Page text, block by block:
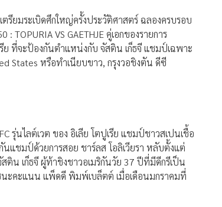
ยมระเบิดศึกใหญ่ครั้งประวัติศาสตร์ ฉลองครบรอบ
TOPURIA VS GAETHJE คู่เอกของรายการ
ย ที่จะป้องกันตำแหน่งกับ จัสติน เก็ธจี แชมป์เฉพาะ
States หรือทำเนียบขาว, กรุงวอชิงตัน ดีซี
รุ่นไลต์เวต ของ อิเลีย โตปูเรีย แชมป์ชาวสเปนเชื้อ
แชมป์ด้วยการสอย ชาร์ลส โอลิเวียรา หลับตั้งแต่
ติน เก็ธจี ผู้ท้าชิงชาวอเมริกันวัย 37 ปีที่มีดีกรีเป็น
ะคะแนน แพ็ดดี พิมพ์เบล็ตต์ เมื่อเดือนมกราคมที่